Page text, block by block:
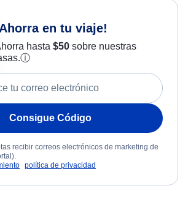
en tu viaje!
hasta $50sobre nuestras
ⓘ
Consigue Código
recibir correos electrónicos de marketing de
política de privacidad